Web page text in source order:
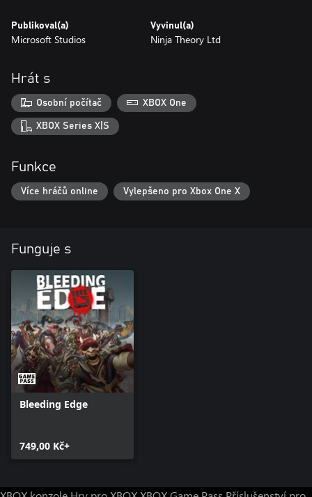
Publikoval(a)
Microsoft Studios
Vyvinul(a)
Ninja Theory Ltd
Hrát s
Osobní počítač XBOX One
XBOX Series X|S
Funkce
Více hráčů online Vylepšeno pro Xbox One X
Funguje s
Bleeding Edge
749,00 Kč+